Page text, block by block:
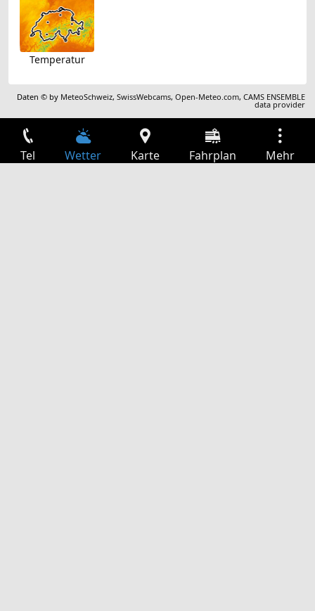
Temperatur
Daten © by MeteoSchweiz,SwissWebcams,Open-Meteo.com,CAMS ENSEMBLE
data provider
Tel Wetter Karte Fahrplan Mehr